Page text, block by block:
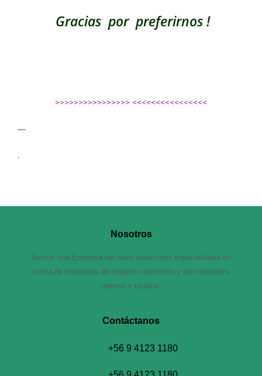
Gracias por preferirnos !
>>>>>>>>>>>>>>>> <<<<<<<<<<<<<<<<
—
.
Nosotros
Somos una Empresa del rubro automotriz especializada en
venta de repuestos de impacto carrocería y tren delantero
nuevos y usados.
Contáctanos​
+56 9 4123 1180